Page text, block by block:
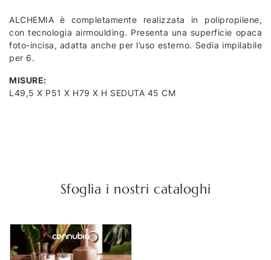
ALCHEMIA è completamente realizzata in polipropilene,
con tecnologia airmoulding. Presenta una superficie opaca
foto-incisa, adatta anche per l’uso esterno. Sedia impilabile
per 6.
MISURE:
L49,5 X P51 X H79 X H SEDUTA 45 CM
Sfoglia i nostri cataloghi